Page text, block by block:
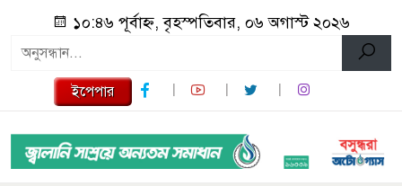
১০:৪৬ পূর্বাহ্ন, বৃহস্পতিবার, ০৬ অগাস্ট ২০২৬
ইপেপার